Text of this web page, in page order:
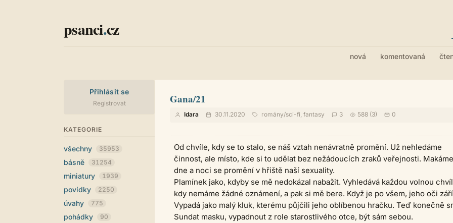
psanci.cz
nová komentovaná
Přihlásit se
Registrovat
KATEGORIE
všechny 35953
básně 31254
miniatury 1939
povídky 2250
úvahy 775
pohádky 90
Gana/21
Idara 30.11.2020 romány/sci-fi, fantasy 3 588 (3) 0
Od chvíle, kdy se to stalo, se náš vztah nenávratně promění. Už nehledáme
činnost, ale místo, kde si to udělat bez nežádoucích zraků veřejnosti.
dne a noci se promění v hřiště naší sexuality.
Plamínek jako, kdyby se mě nedokázal nabažit. Vyhledává každou volnou
kdy nemáme žádné oznámení, a pak si mě bere. Když je po všem, jeho oči
Vypadá jako malý kluk, kterému půjčili jeho oblíbenou hračku. Teď konečně
Sundat masku, vypadnout z role starostlivého otce, být sám sebou.